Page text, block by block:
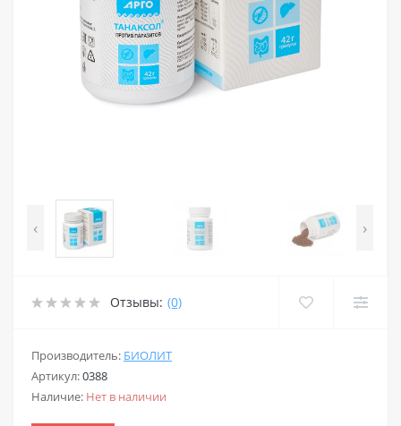
‹ ›
Отзывы: (0)
Производитель: БИОЛИТ
Артикул:0388
Наличие: Нет в наличии